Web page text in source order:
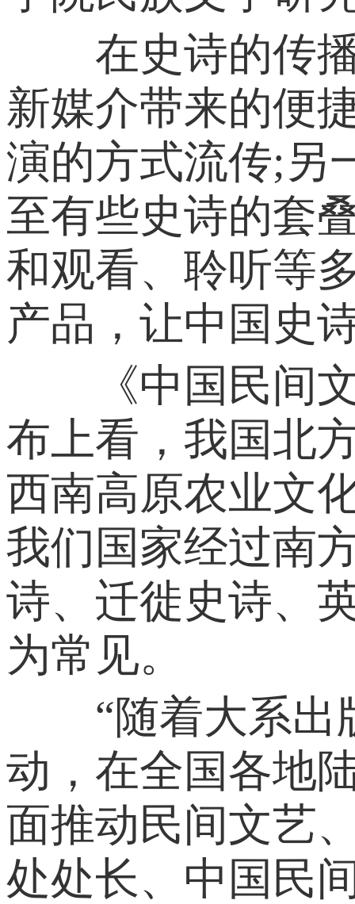
在史诗的传播
新媒介带来的便
演的方式流传;另
至有些史诗的套
和观看、聆听等
产品，让中国史
《中国民间文
布上看，我国北
西南高原农业文
我们国家经过南
诗、迁徙史诗、
为常见。
“随着大系出版
动，在全国各地
面推动民间文艺
处处长、中国民